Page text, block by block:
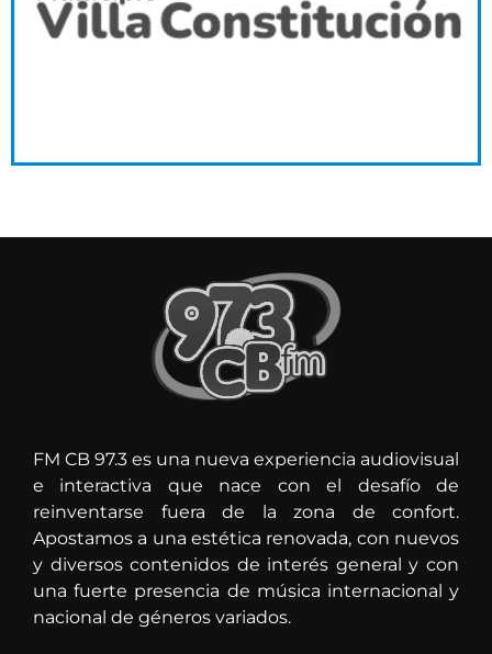
FM CB 97.3 es una nueva experiencia audiovisual
e interactiva que nace con el desafío de
reinventarse fuera de la zona de confort.
Apostamos a una estética renovada, con nuevos
y diversos contenidos de interés general y con
una fuerte presencia de música internacional y
nacional de géneros variados.